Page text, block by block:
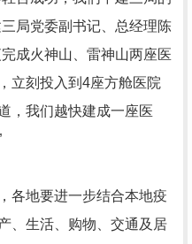
局党委副书记、总经理陈
成火神山、雷神山两座医
立刻投入到4座方舱医院
，我们越快建成一座医
各地要进一步结合本地疫
、生活、购物、交通及居